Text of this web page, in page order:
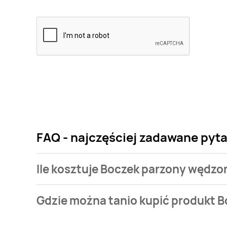
FAQ - najczęściej zadawane
Ile kosztuje Boczek parzony
parzony wędzony Gustavus kosztuje od 19,9 zł do
Gdzie można tanio kupić produkt